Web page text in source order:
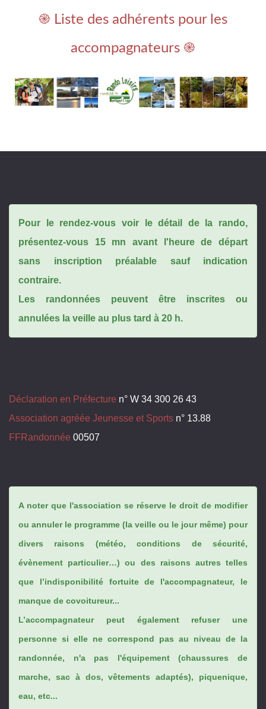
֎ Liste des adhérents pour les
accompagnateurs ֎
Pour le rendez-vous voir le détail de la rando,
présentez-vous 15 mn avant l'heure de départ
sans inscription préalable sauf indication
contraire.
Les randonnées peuvent être inscrites ou
annulées la veille au plus tard à 20 h.
Déclaration en Préfecture n° W 34 300 26 43
Association agréée Jeunesse et Sports n° 13.88
FFRandonnée 00507
A noter que l'association se réserve le droit de modifier
ou annuler le programme (la veille ou le jour même) pour
divers raisons (météo, conditions de sécurité,
évènement particulier…) ou des raisons autres telles
que l’indisponibilité fortuite de l'accompagnateur, le
manque de covoitureur...
L’accompagnateur peut également refuser une
personne si elle ne correspond pas au niveau de la
randonnée, n'a pas l'équipement (chaussures de
marche, sac à dos, vêtements adaptés), piquenique,
eau, etc...